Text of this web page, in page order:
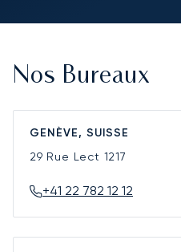
Nos Bureaux
GENÈVE, SUISSE
29 Rue Lect 1217
+41 22 782 12 12